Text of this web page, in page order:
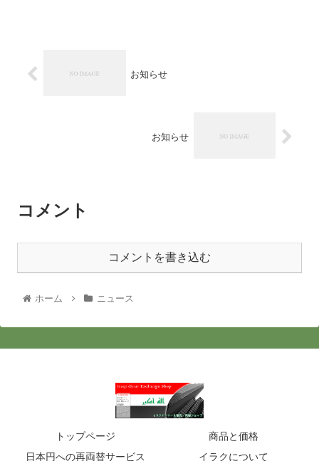
お知らせ
お知らせ
コメント
コメントを書き込む
ホーム ニュース
トップページ
商品と価格
日本円への再両替サービス
イラクについて